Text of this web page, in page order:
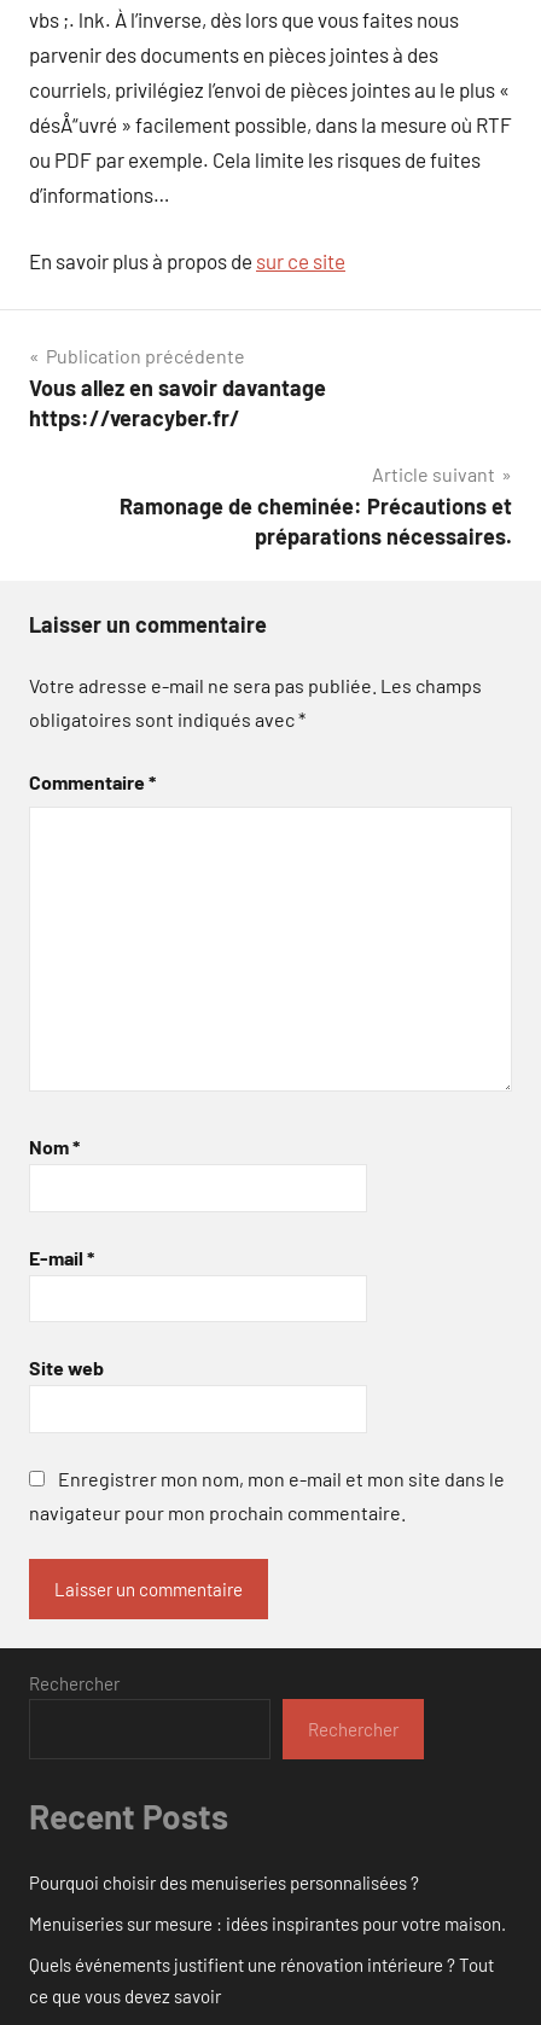
vbs ;. lnk. À l’inverse, dès lors que vous faites nous
parvenir des documents en pièces jointes à des
courriels, privilégiez l’envoi de pièces jointes au le plus «
désÅ“uvré » facilement possible, dans la mesure où RTF
ou PDF par exemple. Cela limite les risques de fuites
d’informations…
En savoir plus à propos de sur ce site
Navigation
de
Publication précédente
Vous allez en savoir davantage
https://veracyber.fr/
Article suivant
Ramonage de cheminée: Précautions et
préparations nécessaires.
Laisser un commentaire
Votre adresse e-mail ne sera pas publiée. Les champs
obligatoires sont indiqués avec*
Commentaire*
Nom*
E-mail *
Site web
Enregistrer mon nom, mon e-mail et mon site dans le
navigateur pour mon prochain commentaire.
Rechercher
Rechercher
Recent Posts
Pourquoi choisir des menuiseries personnalisées ?
Menuiseries sur mesure : idées inspirantes pour votre maison.
Quels événements justifient une rénovation intérieure ? Tout
ce que vous devez savoir